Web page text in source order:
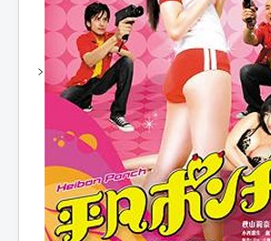
Artiste Asperger
Lexique
>